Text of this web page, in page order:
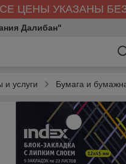
ЦЕНЫ УКАЗАНЫ
Далибан"
и услуги Бумага и